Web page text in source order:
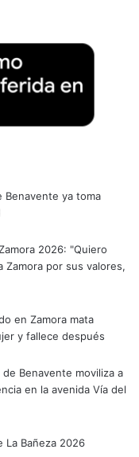
Benavente ya toma
2026: "Quiero
por sus valores,
en Zamora mata
y fallece después
Benavente moviliza a
en la avenida Vía del
La Bañeza 2026